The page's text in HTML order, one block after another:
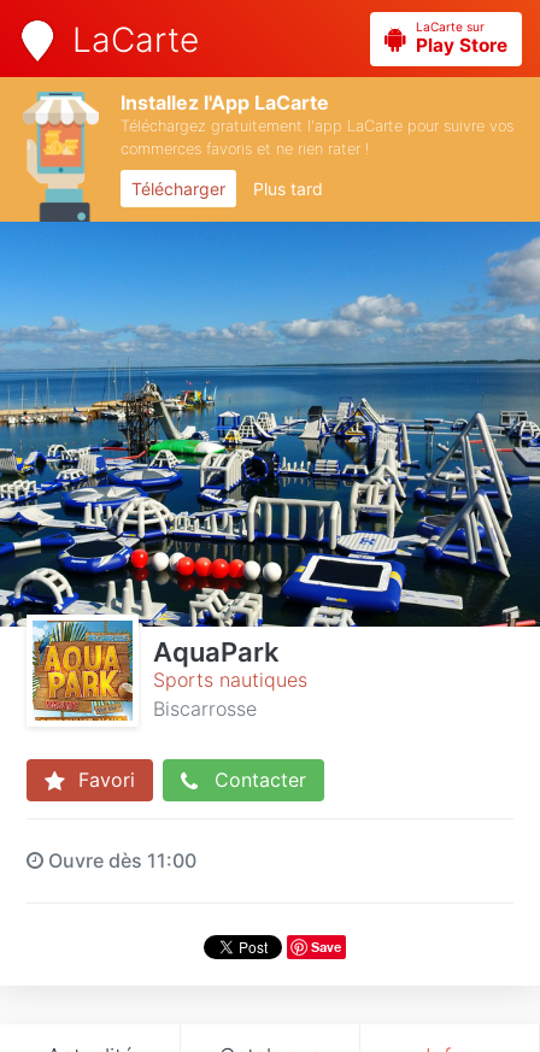
LaCarte LaCarte sur
Play Store
Installez l'App LaCarte
Téléchargez gratuitement l'app LaCarte pour suivre vos
commerces favoris et ne rien rater !
Télécharger Plus tard
AquaPark
Sports nautiques
Biscarrosse
Favori Contacter
Ouvre dès 11:00
Save